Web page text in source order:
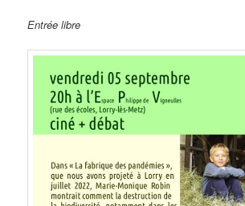
Entrée libre